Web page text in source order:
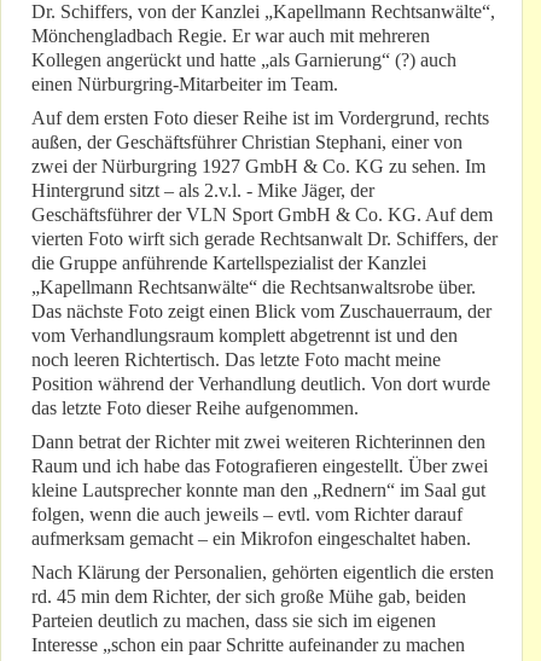
Dr. Schiffers, von der Kanzlei „Kapellmann Rechtsanwälte“,
Mönchengladbach Regie. Er war auch mit mehreren
Kollegen angerückt und hatte „als Garnierung“ (?) auch
einen Nürburgring-Mitarbeiter im Team.
Auf dem ersten Foto dieser Reihe ist im Vordergrund, rechts
außen, der Geschäftsführer Christian Stephani, einer von
zwei der Nürburgring 1927 GmbH & Co. KG zu sehen. Im
Hintergrund sitzt – als 2.v.l. - Mike Jäger, der
Geschäftsführer der VLN Sport GmbH & Co. KG. Auf dem
vierten Foto wirft sich gerade Rechtsanwalt Dr. Schiffers, der
die Gruppe anführende Kartellspezialist der Kanzlei
„Kapellmann Rechtsanwälte“ die Rechtsanwaltsrobe über.
Das nächste Foto zeigt einen Blick vom Zuschauerraum, der
vom Verhandlungsraum komplett abgetrennt ist und den
noch leeren Richtertisch. Das letzte Foto macht meine
Position während der Verhandlung deutlich. Von dort wurde
das letzte Foto dieser Reihe aufgenommen.
Dann betrat der Richter mit zwei weiteren Richterinnen den
Raum und ich habe das Fotografieren eingestellt. Über zwei
kleine Lautsprecher konnte man den „Rednern“ im Saal gut
folgen, wenn die auch jeweils – evtl. vom Richter darauf
aufmerksam gemacht – ein Mikrofon eingeschaltet haben.
Nach Klärung der Personalien, gehörten eigentlich die ersten
rd. 45 min dem Richter, der sich große Mühe gab, beiden
Parteien deutlich zu machen, dass sie sich im eigenen
Interesse „schon ein paar Schritte aufeinander zu machen